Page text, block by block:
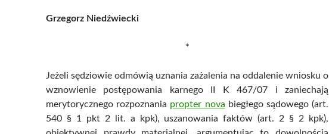
Grzegorz Niedźwiecki
*
Jeżeli sędziowie odmówią uznania zażalenia na oddalenie wniosku o
wznowienie postępowania karnego II K 467/07 i zaniechają
merytorycznego rozpoznania propter nova biegłego sądowego (art.
540 § 1 pkt 2 lit. a kpk), uszanowania faktów (art. 2 § 2 kpk),